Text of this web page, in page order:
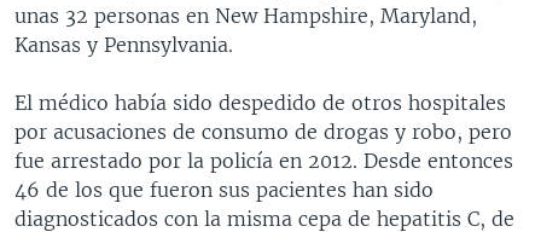
ENTRETENIMIENTO
unas 32 personas en New Hampshire, Maryland,
Kansas y Pennsylvania.
El médico había sido despedido de otros hospitales
por acusaciones de consumo de drogas y robo, pero
fue arrestado por la policía en 2012. Desde entonces
46 de los que fueron sus pacientes han sido
diagnosticados con la misma cepa de hepatitis C, de